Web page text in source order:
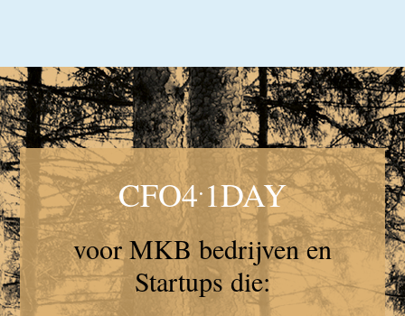
CFO4.1DAY
voor MKB bedrijven en
Startups die: